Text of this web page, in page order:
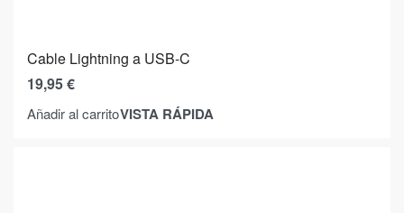
Cable Lightning a USB-C
19,95€
Añadir al carritoVISTA RÁPIDA